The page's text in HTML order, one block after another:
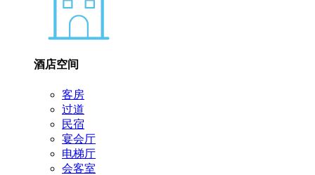
酒店空间
客房
过道
民宿
宴会厅
电梯厅
会客室